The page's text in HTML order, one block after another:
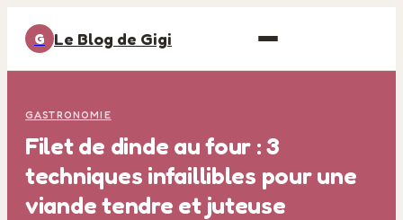
G Le Blog de Gigi
GASTRONOMIE
Filet de dinde au four : 3
techniques infaillibles pour une
viande tendre et juteuse